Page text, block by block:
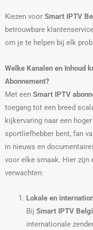
Kiezen voor Smart IPTV
betrouwbare
om je te helpen bij elk
Welke Kanalen en Inhoud
Abonnement?
Met een Smart IPTV
toegang tot een breed
kijkervaring naar een
sportliefhebber bent, fan
in nieuws en
voor elke smaak. Hier zijn
verwachten:
Lokale en
Bij Smart IPTV
internationale